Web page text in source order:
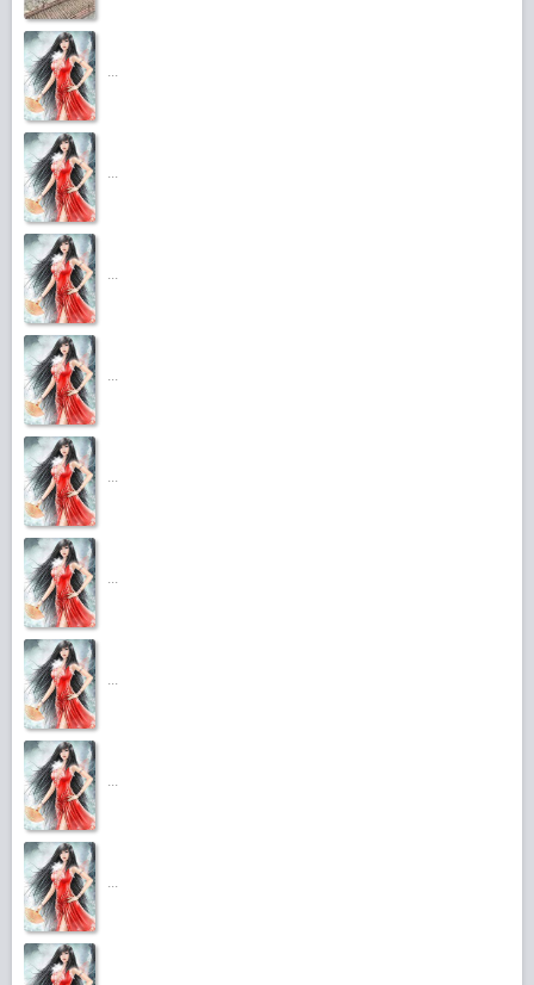
...
...
...
...
...
...
...
...
...